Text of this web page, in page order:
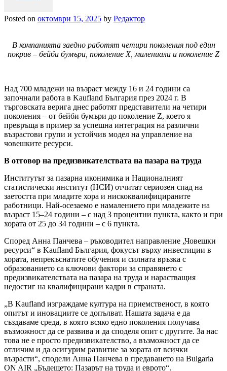
Posted on октомври 15, 2025 by Редактор
В компанията заедно работят четири поколения под един
покрив – бейби бумъри, поколение X, милениали и поколение Z
Над 700 младежи на възраст между 16 и 24 години са
започнали работа в Kaufland България през 2024 г. В
търговската верига днес работят представители на четири
поколения – от бейби бумъри до поколение Z, което я
превръща в пример за успешна интеграция на различни
възрастови групи и устойчив модел на управление на
човешките ресурси.
В отговор на предизвикателствата на пазара на труда
Институтът за пазарна иконимика и Националният
статистически институт (НСИ) отчитат сериозен спад на
заетостта при младите хора и нискоквалифицираните
работници. Най-осезаемо е намалението при младежите на
възраст 15–24 години – с над 3 процентни пункта, както и при
хората от 25 до 34 години – с 6 пункта.
Според Анна Панчева – ръководител направление „Човешки
ресурси“ в Kaufland България, фокусът върху инвестиции в
хората, непрекъснатите обучения и силната връзка с
образованието са ключови фактори за справянето с
предизвикателствата на пазара на труда и нарастващия
недостиг на квалифицирани кадри в страната.
„В Kaufland изграждаме култура на приемственост, в която
опитът и иновациите се допълват. Нашата задача е да
създаваме среда, в която всяко едно поколения получава
възможност да се развива и да споделя опит с другите. За нас
това не е просто предизвикателство, а възможност да се
отличим и да осигурим развитие за хората от всички
възрасти“, сподели Анна Панчева в предаването на Bulgaria
ON AIR „Бъдещето: Пазарът на труда и еврото“.